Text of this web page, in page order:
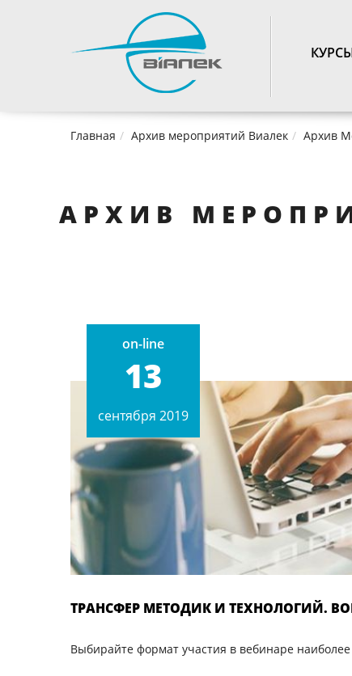
Главная Архив мероприятий Виалек Архив
АРХИВ
on-line
13
сентября 2019
ТРАНСФЕР МЕТОДИК И ТЕХНОЛОГИЙ.
Выбирайте формат участия в вебинаре